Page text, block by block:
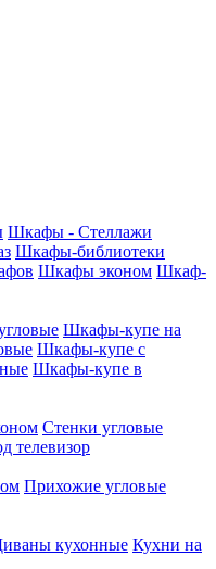
Шкафы - Стеллажи
Шкафы-библиотеки
Шкафы эконом Шкаф-
Шкафы-купе на
Шкафы-купе с
Шкафы-купе в
Стенки угловые
телевизор
Прихожие угловые
кухонные Кухни на